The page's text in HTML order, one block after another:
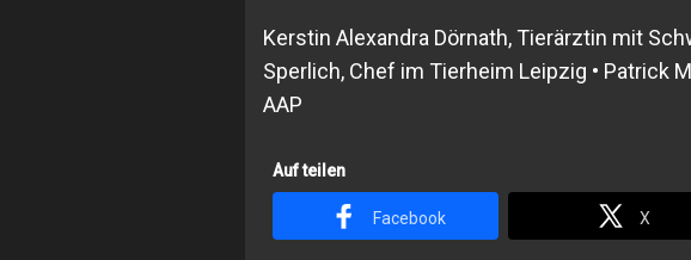
Kerstin Alexandra Dörnath, Tierärztin mit
Sperlich, Chef im Tierheim Leipzig • Patrick
AAP
Auf teilen
Facebook X